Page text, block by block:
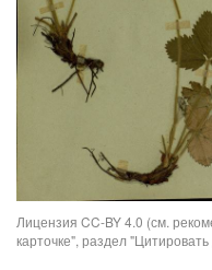
Лицензия CC-BY 4.0 (см.
карточке", раздел